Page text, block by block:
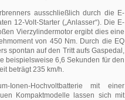
ausschließlich durch die E-
12-Volt-Starter („Anlasser“). Die E-
Vierzylinder­motor ergibt dies eine
von 450 Nm. Durch die EQ
spontan auf den Tritt aufs Gaspedal,
beispielsweise 6,6 Sekunden für den
beträgt 235 km/h.
Ionen-Hochvoltbatterie mit einer
Kompaktmodelle lassen sich mit